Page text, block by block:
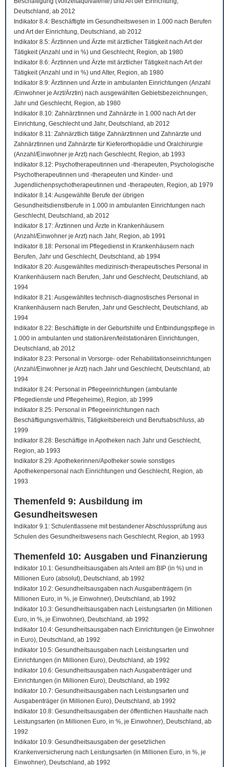
Deutschland, ab 2012
Indikator 8.4: Beschäftigte im Gesundheitswesen in 1.000 nach Berufen
und Art der Einrichtung, Deutschland, ab 2012
Indikator 8.5: Ärztinnen und Ärzte mit ärztlicher Tätigkeit nach Art der
Tätigkeit (Anzahl und in %) und Geschlecht, Region, ab 1980
Indikator 8.6: Ärztinnen und Ärzte mit ärztlicher Tätigkeit nach Art der
Tätigkeit (Anzahl und in %) und Alter, Region, ab 1980
Indikator 8.9: Ärztinnen und Ärzte in ambulanten Einrichtungen (Anzahl
/Einwohner je Arzt/Ärztin) nach ausgewählten Gebietsbezeichnungen,
Jahr und Geschlecht, Region, ab 1980
Indikator 8.10: Zahnärztinnen und Zahnärzte in 1.000 nach Art der
Einrichtung, Geschlecht und Jahr, Deutschland, ab 2012
Indikator 8.11: Zahnärztlich tätige Zahnärztinnen und Zahnärzte und
Zahnärztinnen und Zahnärzte für Kieferorthopädie und Oralchirurgie
(Anzahl/Einwohner je Arzt) nach Geschlecht, Region, ab 1993
Indikator 8.12: Psychotherapeutinnen und -therapeuten, Psychologische
Psychotherapeutinnen und -therapeuten und Kinder- und
Jugendlichenpsychotherapeutinnen und -therapeuten, Region, ab 1979
Indikator 8.14: Ausgewählte Berufe der übrigen
Gesundheitsdienstberufe in 1.000 in ambulanten Einrichtungen nach
Geschlecht, Deutschland, ab 2012
Indikator 8.17: Ärztinnen und Ärzte in Krankenhäusern
(Anzahl/Einwohner je Arzt) nach Jahr, Region, ab 1991
Indikator 8.18: Personal im Pflegedienst in Krankenhäusern nach
Berufen, Jahr und Geschlecht, Deutschland, ab 1994
Indikator 8.20: Ausgewähltes medizinisch-therapeutisches Personal in
Krankenhäusern nach Berufen, Jahr und Geschlecht, Deutschland, ab
1994
Indikator 8.21: Ausgewähltes technisch-diagnostisches Personal in
Krankenhäusern nach Berufen, Jahr und Geschlecht, Deutschland, ab
1994
Indikator 8.22: Beschäftigte in der Geburtshilfe und Entbindungspflege in
1.000 in ambulanten und stationären/teilstationären Einrichtungen,
Deutschland, ab 2012
Indikator 8.23: Personal in Vorsorge- oder Rehabilitationseinrichtungen
(Anzahl/Einwohner je Arzt) nach Jahr und Geschlecht, Deutschland, ab
1994
Indikator 8.24: Personal in Pflegeeinrichtungen (ambulante
Pflegedienste und Pflegeheime), Region, ab 1999
Indikator 8.25: Personal in Pflegeeinrichtungen nach
Beschäftigungsverhältnis, Tätigkeitsbereich und Berufsabschluss, ab
1999
Indikator 8.28: Beschäftige in Apotheken nach Jahr und Geschlecht,
Region, ab 1993
Indikator 8.29: Apothekerinnen/Apotheker sowie sonstiges
Apothekenpersonal nach Einrichtungen und Geschlecht, Region, ab
1993
Themenfeld 9: Ausbildung im
Gesundheitswesen
Indikator 9.1: Schulentlassene mit bestandener Abschlussprüfung aus
Schulen des Gesundheitswesens nach Geschlecht, Region, ab 1993
Themenfeld 10: Ausgaben und Finanzierung
Indikator 10.1: Gesundheitsausgaben als Anteil am BIP (in %) und in
Millionen Euro (absolut), Deutschland, ab 1992
Indikator 10.2: Gesundheitsausgaben nach Ausgabenträgern (in
Millionen Euro, in %, je Einwohner), Deutschland, ab 1992
Indikator 10.3: Gesundheitsausgaben nach Leistungsarten (in Millionen
Euro, in %, je Einwohner), Deutschland, ab 1992
Indikator 10.4: Gesundheitsausgaben nach Einrichtungen (je Einwohner
in Euro), Deutschland, ab 1992
Indikator 10.5: Gesundheitsausgaben nach Leistungsarten und
Einrichtungen (in Millionen Euro), Deutschland, ab 1992
Indikator 10.6: Gesundheitsausgaben nach Ausgabenträger und
Einrichtungen (in Millionen Euro), Deutschland, ab 1992
Indikator 10.7: Gesundheitsausgaben nach Leistungsarten und
Ausgabenträger (in Millionen Euro), Deutschland, ab 1992
Indikator 10.8: Gesundheitsausgaben der öffentlichen Haushalte nach
Leistungsarten (in Millionen Euro, in %, je Einwohner), Deutschland, ab
1992
Indikator 10.9: Gesundheitsausgaben der gesetzlichen
Krankenversicherung nach Leistungsarten (in Millionen Euro, in %, je
Einwohner), Deutschland, ab 1992